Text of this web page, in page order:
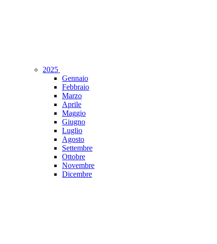
2025
Gennaio
Febbraio
Marzo
Aprile
Maggio
Giugno
Luglio
Agosto
Settembre
Ottobre
Novembre
Dicembre